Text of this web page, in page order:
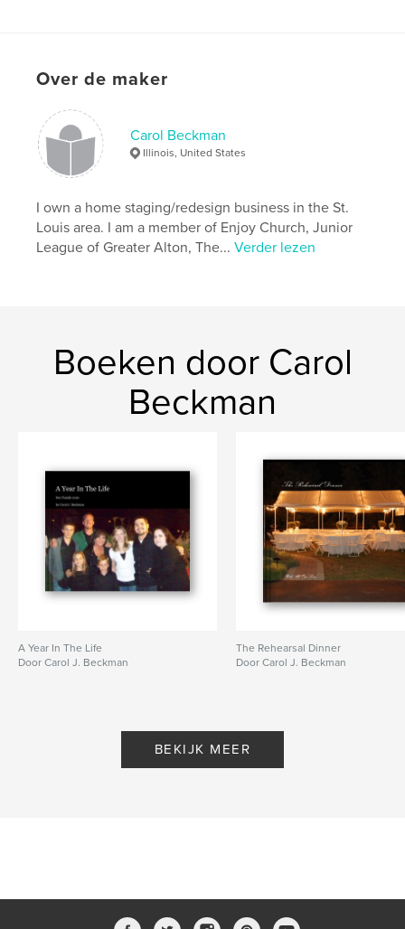
Over de maker
Carol Beckman
Illinois, United States
I own a home staging/redesign business in the St.
Louis area. I am a member of Enjoy Church, Junior
League of Greater Alton, The...Verder lezen
Boeken door Carol
Beckman
A Year In The Life
Door Carol J. Beckman
The Rehearsal Dinner
Door Carol J. Beckman
BEKIJK MEER